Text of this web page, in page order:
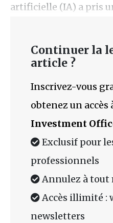
artificielle (IA) a pris
Continuer la
article ?
Inscrivez-vous
obtenez un accès
Investment
Exclusif pour
professionnels
Annulez à tout
Accès illimité :
newsletters